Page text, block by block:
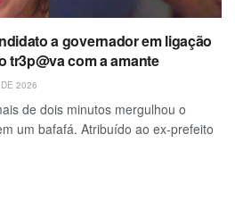
a governador em ligação
tr3p@va com a amante
2026
de dois minutos mergulhou o
um bafafá. Atribuído ao ex-prefeito